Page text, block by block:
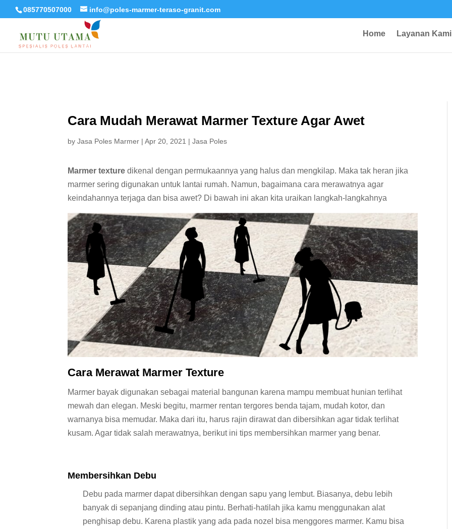
085770507000 info@poles-marmer-teraso-granit.com
Home Layanan Kami
Cara Mudah Merawat Marmer Texture Agar Awet
byJasa Poles Marmer |Apr 20, 2021 |Jasa Poles
Marmer texture dikenal dengan permukaannya yang halus dan mengkilap. Maka tak heran jika
marmer sering digunakan untuk lantai rumah. Namun, bagaimana cara merawatnya agar
keindahannya terjaga dan bisa awet? Di bawah ini akan kita uraikan langkah-langkahnya
Cara Merawat Marmer Texture
Marmer bayak digunakan sebagai material bangunan karena mampu membuat hunian terlihat
mewah dan elegan. Meski begitu, marmer rentan tergores benda tajam, mudah kotor, dan
warnanya bisa memudar. Maka dari itu, harus rajin dirawat dan dibersihkan agar tidak terlihat
kusam. Agar tidak salah merawatnya, berikut ini tips membersihkan marmer yang benar.
Membersihkan Debu
Debu pada marmer dapat dibersihkan dengan sapu yang lembut. Biasanya, debu lebih
banyak di sepanjang dinding atau pintu. Berhati-hatilah jika kamu menggunakan alat
penghisap debu. Karena plastik yang ada pada nozel bisa menggores marmer. Kamu bisa